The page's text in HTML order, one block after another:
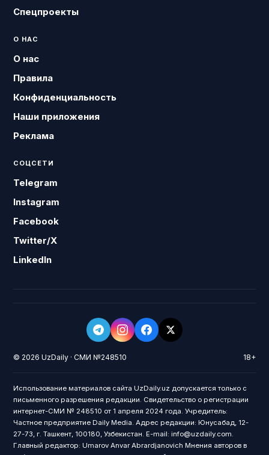
Спецпроекты
О НАС
О нас
Правила
Конфиденциальность
Наши приложения
Реклама
СОЦСЕТИ
Telegram
Instagram
Facebook
Twitter/X
LinkedIn
© 2026 UzDaily · СМИ №248510 18+
Использование материалов сайта UzDaily.uz допускается только с
письменного разрешения редакции. Свидетельство о регистрации
интернет-СМИ № 248510 от 1 апреля 2024 года. Учредитель:
Частное предприятие Daily Media. Адрес редакции: Юнусабад, 12-
27-73, г. Ташкент, 100180, Узбекистан. E-mail: info@uzdaily.com.
Главный редактор: Umarov Anvar Abrardjanovich Мнения авторов в